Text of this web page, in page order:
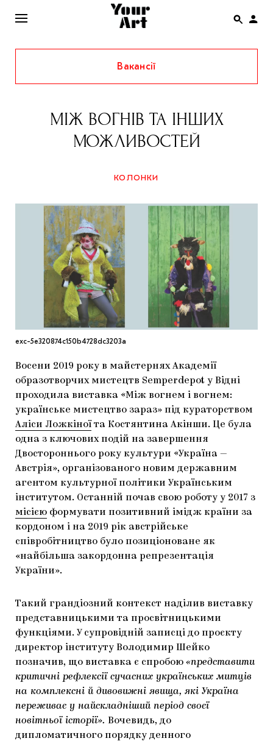
ENG
НОВИНИ
АФІША
ІНТЕРВ’Ю
СПЕЦПРОЄКТИ
THE UKRAINIAN PAVILION AT VENICE BIENNALE
МАРІУПОЛЬСЬКІ МАРГІНАЛІЇ
ДОСЛІДНИЦЬКА ПЛАТФОРМА
ЗАПАЛЕННЯ
Вакансії
МІЖ ВОГНІВ ТА ІНШИХ
МОЖЛИВОСТЕЙ
КОЛОНКИ
exc-5e320874c150b4728dc3203a
Восени 2019 року в майстернях Академії
образотворчих мистецтв Semperdepot у Відні
проходила виставка «Між вогнем і вогнем:
українське мистецтво зараз» під кураторством
Аліси Ложкіної та Костянтина Акінши. Це була
одна з ключових подій на завершення
Двостороннього року культури «Україна —
Австрія», організованого новим державним
агентом культурної політики Українським
інститутом. Останній почав свою роботу у 2017 з
місією формувати позитивний імідж країни за
кордоном і на 2019 рік австрійське
співробітництво було позиціоноване як
«найбільша закордонна репрезентація
України».
Такий грандіозний контекст наділив виставку
представницькими та просвітницькими
функціями. У супровідній записці до проєкту
директор інституту Володимир Шейко
позначив, що виставка є спробою «представити
критичні рефлексії сучасних українських митців
на комплексні й дивовижні явища, які Україна
переживає у найскладніший період своєї
новітньої історії». Вочевидь, до
дипломатичного порядку денного